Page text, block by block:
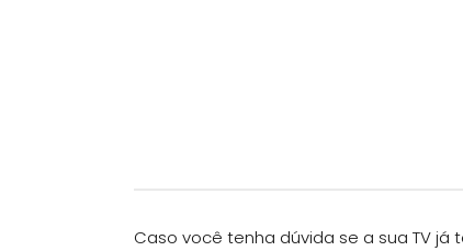
Caso você tenha dúvida se a sua TV